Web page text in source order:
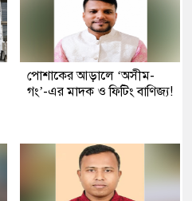
পোশাকের আড়ালে ‘অসীম-
গং’-এর মাদক ও ফিটিং বাণিজ্য!